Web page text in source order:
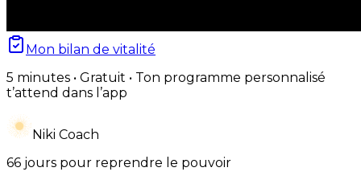
Mon bilan de vitalité
5 minutes • Gratuit • Ton programme personnalisé
t’attend dans l’app
Niki Coach
66 jours pour reprendre le pouvoir